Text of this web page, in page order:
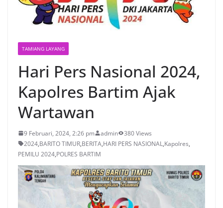
TAMIANG LAYANG
Hari Pers Nasional 2024,
Kapolres Bartim Ajak
Wartawan
9 Februari, 2024, 2:26 pm admin
380 Views
2024,BARITO TIMUR,BERITA,HARI PERS NASIONAL,Kapolres,
PEMILU 2024,POLRES BARTIM